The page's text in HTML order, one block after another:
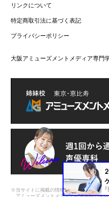
リンクについて
特定商取引法に基づく表記
プライバシーポリシー
大阪アミューズメントメディア専門
※当サイトに掲載の情報は前身である
アミューズメントメディア総合学院の実